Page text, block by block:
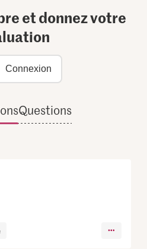
et donnez votre
Connexion
Questions